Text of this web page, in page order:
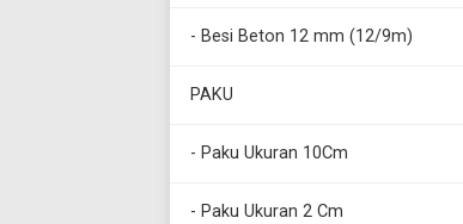
- Besi Beton 12 mm (12/9m)
PAKU
- Paku Ukuran 10Cm
- Paku Ukuran 2 Cm